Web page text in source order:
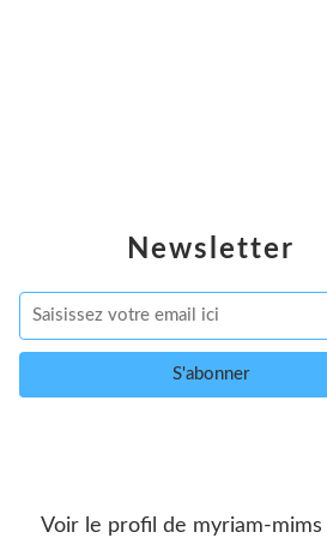
Newsletter
Voir le profil de myriam-mims